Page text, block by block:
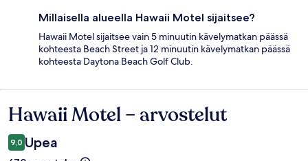
Millaisella alueella Hawaii Motel sijaitsee?
Hawaii Motel sijaitsee vain 5 minuutin kävelymatkan päässä
kohteesta Beach Street ja 12 minuutin kävelymatkan päässä
kohteesta Daytona Beach Golf Club.
Arvostelut
Hawaii Motel – arvostelut
9,0 Upea